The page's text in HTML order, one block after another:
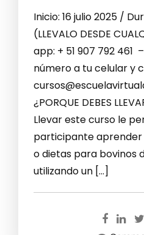
Inicio: 16 julio 2025 /
(LLEVALO DESDE
app: + 51 907 792 461
número a tu celular y
¿PORQUE DEBES
Llevar este curso le
participante
o dietas para bovinos
utilizando un […]